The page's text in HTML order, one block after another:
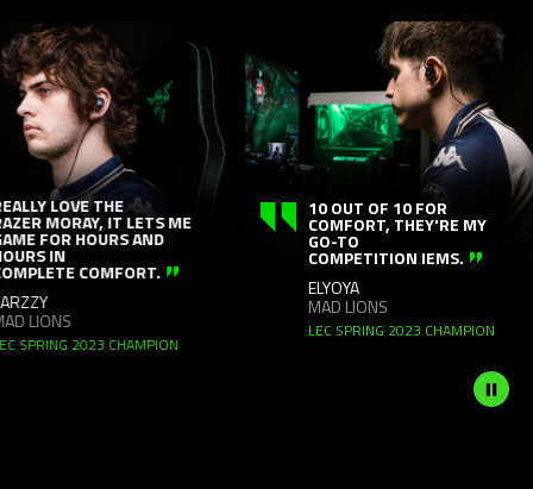
a
carousel
with
panning
animation.
Use
the
Play
and
Pause
button
LOVE THE
MORAY, IT LETS ME
FOR HOURS AND
IN
COMFORT.
LIONS
2023 CHAMPION
10 OUT OF 10 FOR
COMFORT, THEY'RE MY
GO-TO
COMPETITION IEMS.
ELYOYA
MAD LIONS
LEC SPRING 2023 CHAMPION